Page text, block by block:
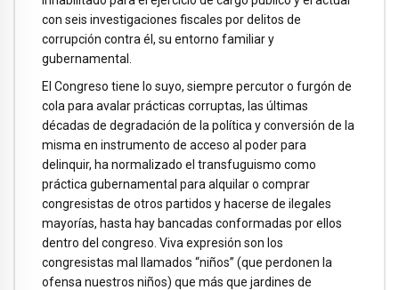
con seis investigaciones fiscales por delitos de
corrupción contra él, su entorno familiar y
gubernamental.
El Congreso tiene lo suyo, siempre percutor o furgón de
cola para avalar prácticas corruptas, las últimas
décadas de degradación de la política y conversión de la
misma en instrumento de acceso al poder para
delinquir, ha normalizado el transfuguismo como
práctica gubernamental para alquilar o comprar
congresistas de otros partidos y hacerse de ilegales
mayorías, hasta hay bancadas conformadas por ellos
dentro del congreso. Viva expresión son los
congresistas mal llamados “niños” (que perdonen la
ofensa nuestros niños) que más que jardines de